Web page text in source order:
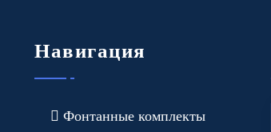
Навигация
Фонтанные комплекты